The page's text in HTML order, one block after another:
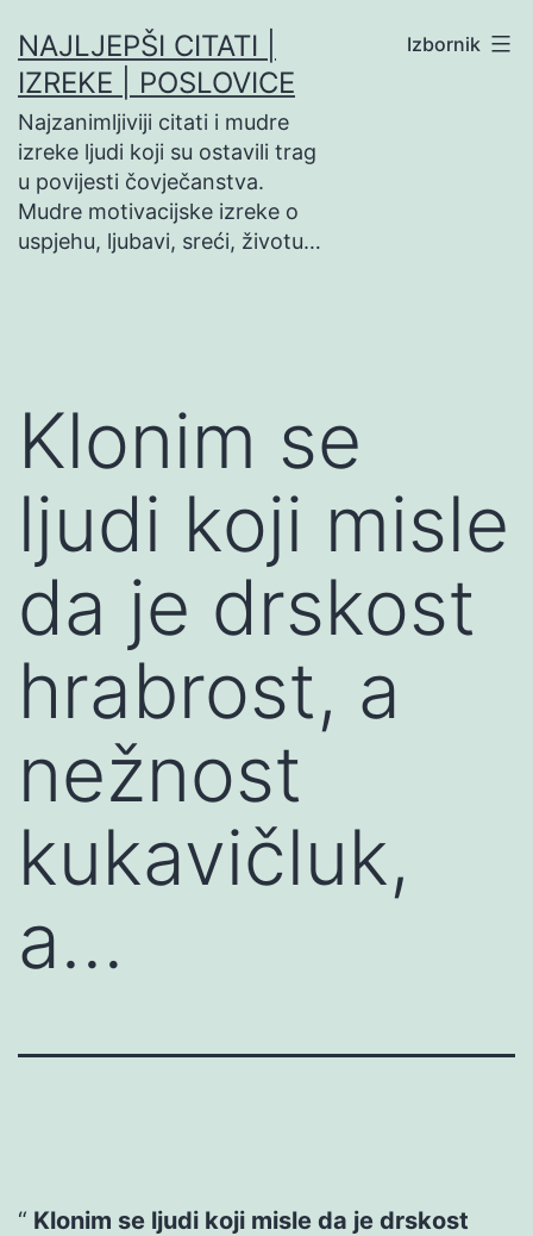
na
sadržaj
NAJLJEPŠI CITATI |
IZREKE | POSLOVICE
Najzanimljiviji citati i mudre
izreke ljudi koji su ostavili trag
u povijesti čovječanstva.
Mudre motivacijske izreke o
uspjehu, ljubavi, sreći, životu…
Izbornik
Klonim se
ljudi koji misle
da je drskost
hrabrost, a
nežnost
kukavičluk,
a…
Klonim se ljudi koji misle da je drskost